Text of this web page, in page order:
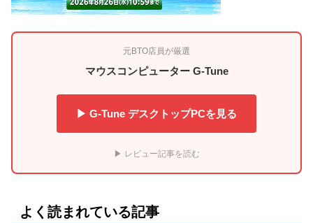
元BTO店員が厳選
マウスコンピューター G-Tune
▶ G-Tune デスクトップPCを見る
▶ レビュー記事を読む
よく読まれている記事